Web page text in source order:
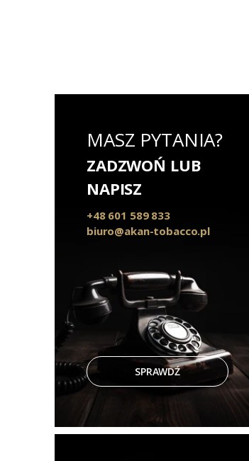
MASZ PYTANIA?
ZADZWOŃ LUB
NAPISZ
+48 601 589 833
biuro@akan-tobacco.pl
SPRAWDŹ